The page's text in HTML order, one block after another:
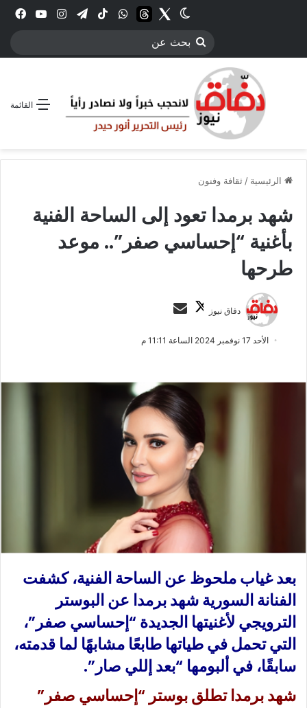
انستقرامتيلقرام‫TikTokواتسابthreadsTwitter
الوضع المظلم
بحث
القائمة
الرئيسية /ثقافة وفنون
شهد برمدا تعود إلى الساحة الفنية
بأغنية “إحساسي صفر”.. موعد
طرحها
دفاق نيوز
ت
ب
ل
ى
X
س
ر
ي
د
ا
ك
ت
ر
و
ن
ا
الأحد 17 نوفمبر 2024 الساعة 11:11 م
بعد غياب ملحوظ عن الساحة الفنية، كشفت
الفنانة السورية شهد برمدا عن البوستر
الترويجي لأغنيتها الجديدة “إحساسي صفر”،
التي تحمل في طياتها طابعًا مشابهًا لما قدمته،
سابقًا، في ألبومها “بعد إللي صار”.
شهد برمدا تطلق بوستر “إحساسي صفر”